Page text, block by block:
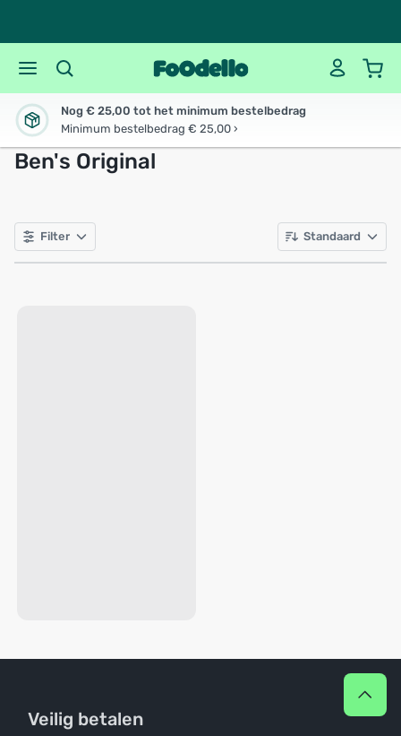
Nog € 25,00 tot het minimum bestelbedrag
Minimum bestelbedrag € 25,00 ›
Ben's Original
Filter Standaard
Veilig betalen